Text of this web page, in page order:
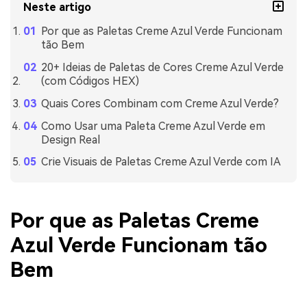
Neste artigo
Por que as Paletas Creme Azul Verde Funcionam
tão Bem
20+ Ideias de Paletas de Cores Creme Azul Verde
(com Códigos HEX)
Quais Cores Combinam com Creme Azul Verde?
Como Usar uma Paleta Creme Azul Verde em
Design Real
Crie Visuais de Paletas Creme Azul Verde com IA
Por que as Paletas Creme
Azul Verde Funcionam tão
Bem